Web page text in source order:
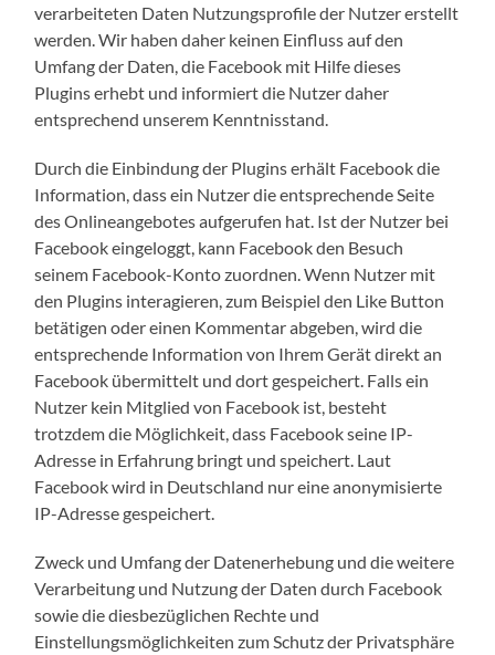
verarbeiteten Daten Nutzungsprofile der Nutzer erstellt
werden. Wir haben daher keinen Einfluss auf den
Umfang der Daten, die Facebook mit Hilfe dieses
Plugins erhebt und informiert die Nutzer daher
entsprechend unserem Kenntnisstand.
Durch die Einbindung der Plugins erhält Facebook die
Information, dass ein Nutzer die entsprechende Seite
des Onlineangebotes aufgerufen hat. Ist der Nutzer bei
Facebook eingeloggt, kann Facebook den Besuch
seinem Facebook-Konto zuordnen. Wenn Nutzer mit
den Plugins interagieren, zum Beispiel den Like Button
betätigen oder einen Kommentar abgeben, wird die
entsprechende Information von Ihrem Gerät direkt an
Facebook übermittelt und dort gespeichert. Falls ein
Nutzer kein Mitglied von Facebook ist, besteht
trotzdem die Möglichkeit, dass Facebook seine IP-
Adresse in Erfahrung bringt und speichert. Laut
Facebook wird in Deutschland nur eine anonymisierte
IP-Adresse gespeichert.
Zweck und Umfang der Datenerhebung und die weitere
Verarbeitung und Nutzung der Daten durch Facebook
sowie die diesbezüglichen Rechte und
Einstellungsmöglichkeiten zum Schutz der Privatsphäre